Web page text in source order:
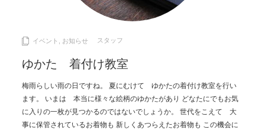
イベント , お知らせ スタッフ
ゆかた 着付け教室
梅雨らしい雨の日ですね。 夏にむけて ゆかたの着付け教室を行い
ます。 いまは 本当に様々な絵柄のゆかたがあり どなたにでもお気
に入りの一枚が見つかるのではないでしょうか。 世代をこえて 大
事に保管されているお着物も 新しくあつらえたお着物も この機会に